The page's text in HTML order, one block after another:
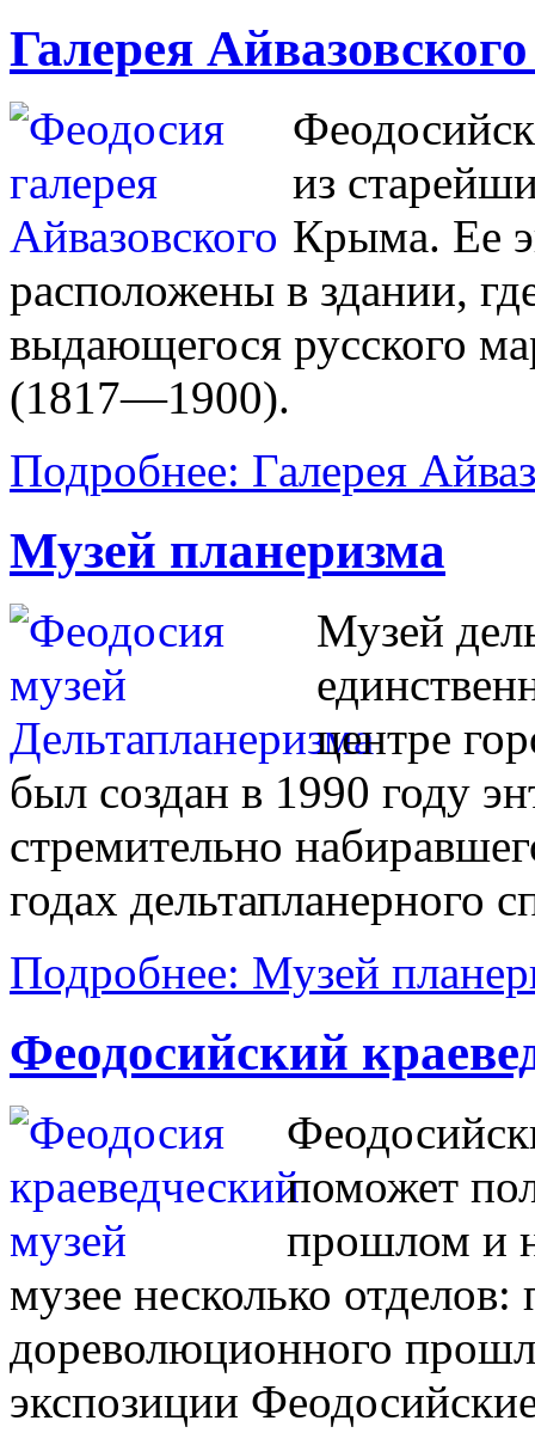
Галерея
из
Крыма. Ее
расположены в здании,
выдающегося русского
(1817—1900).
Подробнее: Галерея
Музей планеризма
Музей
центре
был создан в 1990 году
стремительно
годах дельтапланерного
Подробнее: Музей
Феодосийский
поможет
прошлом и
музее несколько
дореволюционного
экспозиции